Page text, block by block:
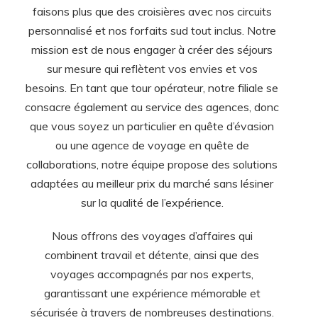
faisons plus que des croisières avec nos circuits
personnalisé et nos forfaits sud tout inclus. Notre
mission est de nous engager à créer des séjours
sur mesure qui reflètent vos envies et vos
besoins. En tant que tour opérateur, notre filiale se
consacre également au service des agences, donc
que vous soyez un particulier en quête d’évasion
ou une agence de voyage en quête de
collaborations, notre équipe propose des solutions
adaptées au meilleur prix du marché sans lésiner
sur la qualité de l’expérience.
Nous offrons des voyages d’affaires qui
combinent travail et détente, ainsi que des
voyages accompagnés par nos experts,
garantissant une expérience mémorable et
sécurisée à travers de nombreuses destinations.